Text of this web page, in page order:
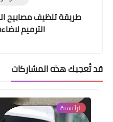
طريقة تنظيف مصابيح
الترميم
قد تُعجبك هذه المشاركات
الرئيسية